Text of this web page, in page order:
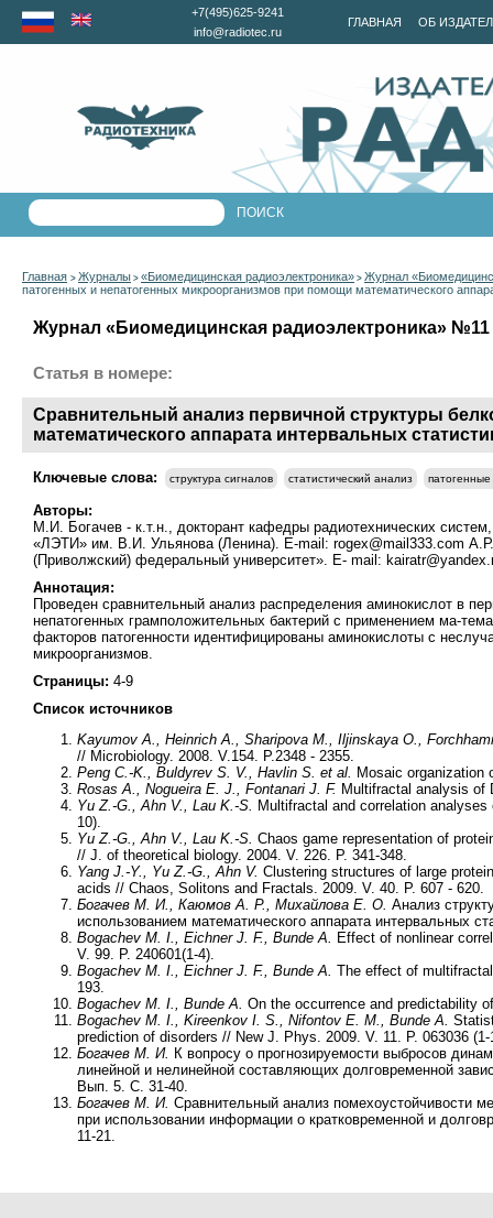
ГЛАВНАЯ ОБ
+7(495)625-9241
info@radiotec.ru
Главная > Журналы > «Биомедицинская радиоэлектроника» > Журнал
патогенных и непатогенных микроорганизмов при помощи математического
Журнал «Биомедицинская радиоэлектроника» №11
Статья в номере:
Сравнительный анализ первичной структуры
математического аппарата интервальных
Ключевые слова: структура сигналов статистический анализ
Авторы:
М.И. Богачев - к.т.н., докторант кафедры радиотехнических
«ЛЭТИ» им. В.И. Ульянова (Ленина). E-mail: rogex@mail333.com
(Приволжский) федеральный университет». E- mail:
Аннотация:
Проведен сравнительный анализ распределения аминокислот в
непатогенных грамположительных бактерий с применением ма-
факторов патогенности идентифицированы аминокислоты с
микроорганизмов.
Страницы: 4-9
Список источников
Kayumov A., Heinrich A., Sharipova M., Iljinskaya O.,
// Microbiology. 2008. V.154. P.2348 - 2355.
Peng C.-K., Buldyrev S. V., Havlin S. et al. Mosaic organization
Rosas A., Nogueira E. J., Fontanari J. F. Multifractal analysis of
Yu Z.-G., Ahn V., Lau K.-S. Multifractal and correlation
10).
Yu Z.-G., Ahn V., Lau K.-S. Chaos game representation of
// J. of theoretical biology. 2004. V. 226. P. 341-348.
Yang J.-Y., Yu Z.-G., Ahn V. Clustering structures of large
acids // Chaos, Solitons and Fractals. 2009. V. 40. P. 607 - 620.
Богачев М. И., Каюмов А. Р., Михайлова Е. О. Анализ
использованием математического аппарата интервальных
Bogachev M. I., Eichner J. F., Bunde A. Effect of nonlinear
V. 99. P. 240601(1-4).
Bogachev M. I., Eichner J. F., Bunde A. The effect of
193.
Bogachev M. I., Bunde A. On the occurrence and predictability
Bogachev M. I., Kireenkov I. S., Nifontov E. M., Bunde A.
prediction of disorders // New J. Phys. 2009. V. 11. P. 063036 (1-
Богачев М. И. К вопросу о прогнозируемости выбросов
линейной и нелинейной составляющих долговременной
Вып. 5. С. 31-40.
Богачев М. И. Сравнительный анализ помехоустойчивости
при использовании информации о кратковременной и
11-21.